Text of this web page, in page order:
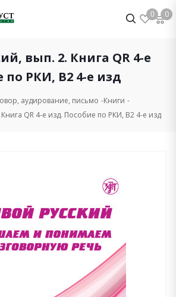
0 0
вып. 2. Книга QR 4-е
по РКИ, B2 4-е изд
аудирование, письмо Книги
QR 4-е изд. Пособие по РКИ, B2 4-е изд